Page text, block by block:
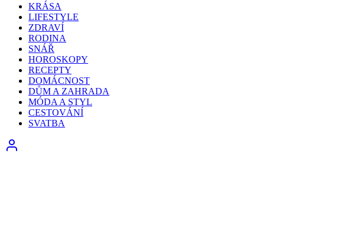
KRÁSA
LIFESTYLE
ZDRAVÍ
RODINA
SNÁŘ
HOROSKOPY
RECEPTY
DOMÁCNOST
DŮM A ZAHRADA
MÓDA A STYL
CESTOVÁNÍ
SVATBA